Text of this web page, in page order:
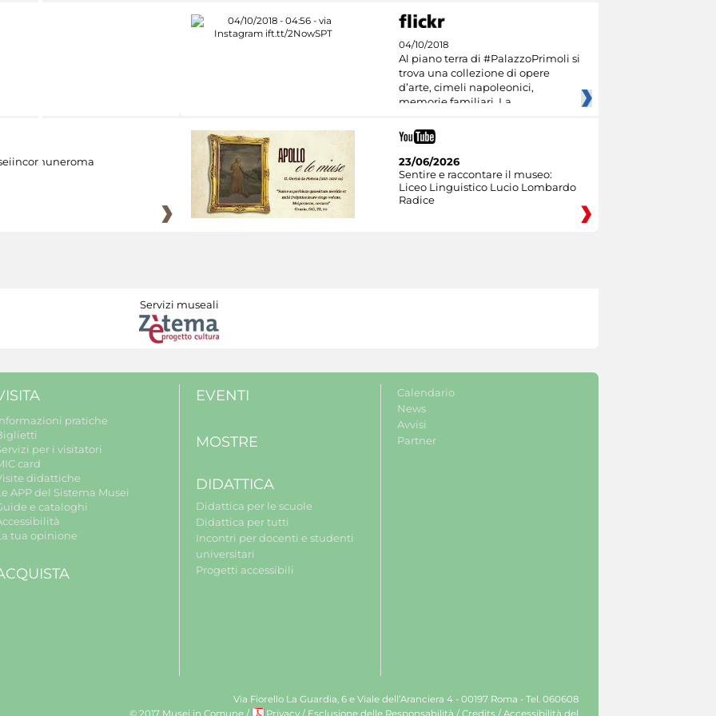
04/10/2018
Al piano terra di #PalazzoPrimoli si
trova una collezione di opere
d’arte, cimeli napoleonici,
memorie familiari. La
23/06/2026
Sentire e raccontare il museo:
Liceo Linguistico Lucio Lombardo
Radice
Servizi museali
pratiche
per i visitatori
card
didattiche
APP del Sistema Musei
e cataloghi
tua opinione
EVENTI
MOSTRE
DIDATTICA
Didattica per le scuole
Didattica per tutti
Incontri per docenti e studenti
universitari
Progetti accessibili
Calendario
News
Avvisi
Partner
Via Fiorello La Guardia, 6 e Viale dell’Aranciera 4 - 00197 Roma - Tel. 060608
© 2017 Musei in Comune / Privacy / Esclusione delle Responsabilità / Credits / Accessibilità del